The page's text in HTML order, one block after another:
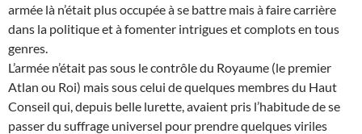
armée là n’était plus occupée à se battre mais à faire carrière
dans la politique et à fomenter intrigues et complots en tous
genres.
L’armée n’était pas sous le contrôle du Royaume (le premier
Atlan ou Roi) mais sous celui de quelques membres du Haut
Conseil qui, depuis belle lurette, avaient pris l’habitude de se
passer du suffrage universel pour prendre quelques viriles